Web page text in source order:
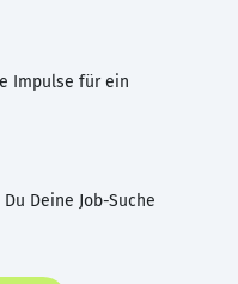
Impulse für ein
Deine Job-Suche